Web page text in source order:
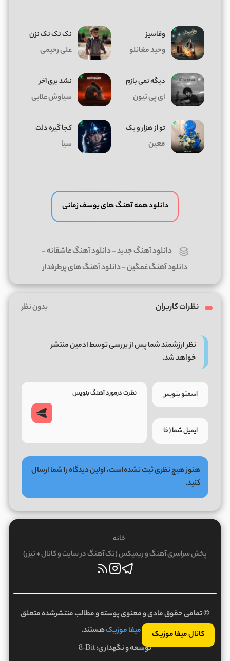
کانال میفا موزیک
وفاسیز
وحید مغانلو
نک نک نک نزن
علی رحیمی
دیگه نمی بازم
ای پی تیون
نشد بری آخر
سیاوش علایی
تو از هزار و یک
معین
کجا گیره دلت
سیا
دانلود همه آهنگ های یوسف زمانی
دانلود آهنگ جدید-دانلود آهنگ عاشقانه-
دانلود آهنگ غمگین-دانلود آهنگ های پرطرفدار
نظرات کاربران بدون نظر
نظر ارزشمند شما پس از بررسی توسط ادمین منتشر
خواهد شد.
هنوز هیچ نظری ثبت نشده‌است، اولین دیدگاه را شما ارسال
کنید.
خانه
پخش سراسری آهنگ و ریمیکس (تک آهنگ در سایت و کانال + تیزر)
© تمامی حقوق مادی و معنوی پوسته و مطالب منتشرشده متعلق
بهمیفا موزیکهستند.
توسعه و نگهداری:8-Bit